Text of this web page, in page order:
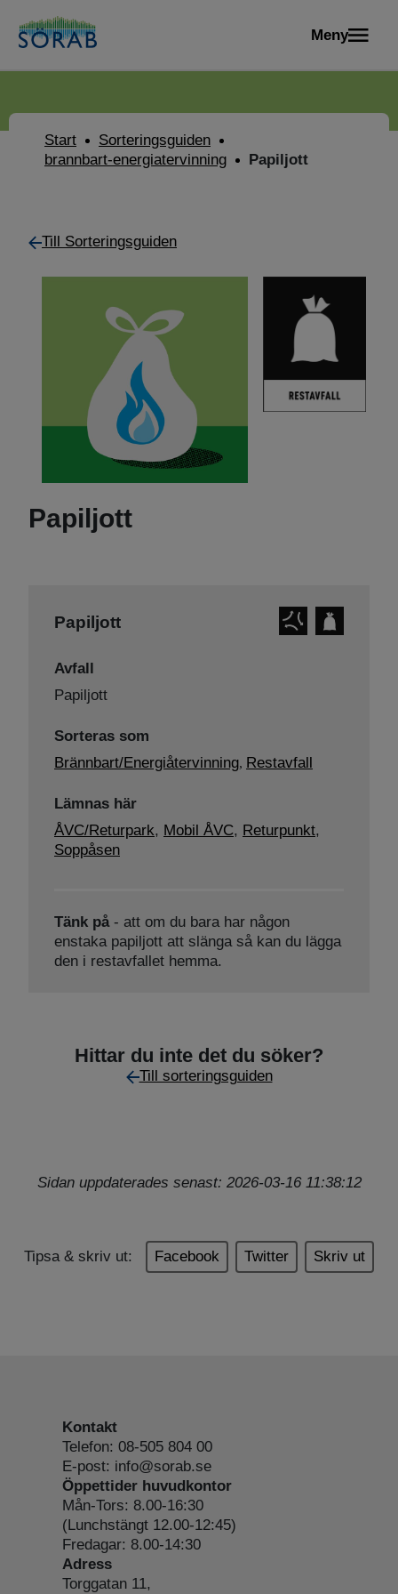
Meny
Start
Sorteringsguiden
brannbart-energiatervinning
Papiljott
Till Sorteringsguiden
Papiljott
Papiljott
Avfall
Papiljott
Sorteras som
Brännbart/Energiåtervinning, Restavfall
Lämnas här
ÅVC/Returpark, Mobil ÅVC, Returpunkt,
Soppåsen
Tänk på- att om du bara har någon
enstaka papiljott att slänga så kan du lägga
den i restavfallet hemma.
Hittar du inte det du söker?
Till sorteringsguiden
Sidan uppdaterades senast: 2026-03-16 11:38:12
Tipsa & skriv ut: Facebook Twitter Skriv ut
Kontakt
Telefon: 08-505 804 00
E-post: info@sorab.se
Öppettider huvudkontor
Mån-Tors: 8.00-16:30
(Lunchstängt 12.00-12:45)
Fredagar: 8.00-14:30
Adress
Torggatan 11,